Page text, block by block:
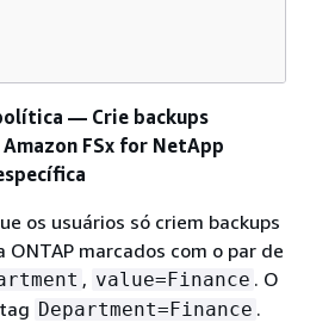
— Crie backups
FSx for NetApp
os usuários só criem backups
ONTAP marcados com o par de
, value=Finance . O
Department=Finance .